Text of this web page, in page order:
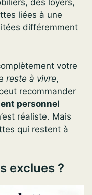
des loyers,
liées à une
différemment
votre
reste à vivre,
recommander
personnel
réaliste. Mais
qui restent à
exclues ?